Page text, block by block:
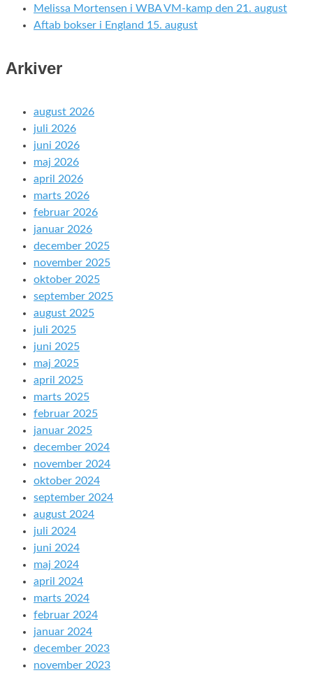
Melissa Mortensen i WBA VM-kamp den 21. august
Aftab bokser i England 15. august
Arkiver
august 2026
juli 2026
juni 2026
maj 2026
april 2026
marts 2026
februar 2026
januar 2026
december 2025
november 2025
oktober 2025
september 2025
august 2025
juli 2025
juni 2025
maj 2025
april 2025
marts 2025
februar 2025
januar 2025
december 2024
november 2024
oktober 2024
september 2024
august 2024
juli 2024
juni 2024
maj 2024
april 2024
marts 2024
februar 2024
januar 2024
december 2023
november 2023